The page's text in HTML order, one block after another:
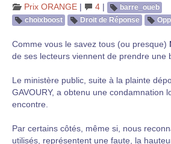
Prix ORANGE | 4 |
barre_oueb
choixboost
Droit de Réponse
Comme vous le savez tous (ou presque)
de ses lecteurs viennent de prendre une
Le ministère public, suite à la plainte
GAVOURY, a obtenu une condamnation
encontre.
Par certains côtés, même si, nous
utilisés, représentent une faute, la